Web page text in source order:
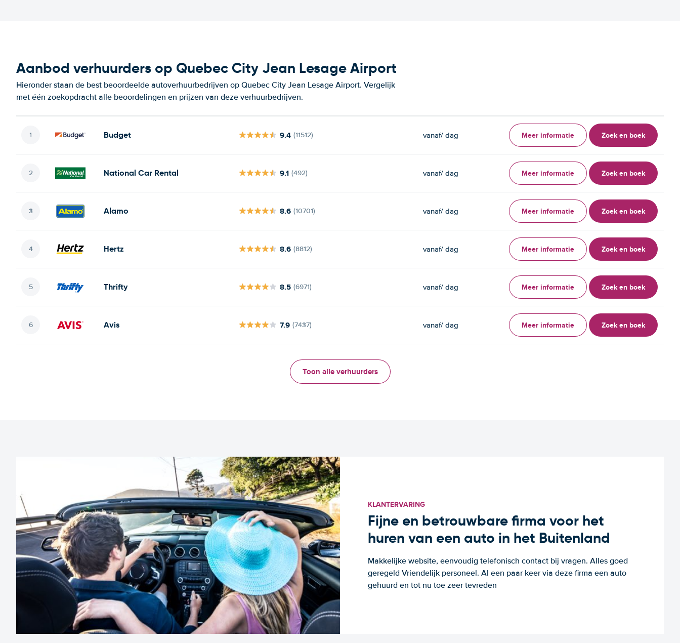
Aanbod verhuurders op Quebec City Jean Lesage Airport
Hieronder staan de best beoordeelde autoverhuurbedrijven op Quebec City Jean Lesage Airport. Vergelijk
met één zoekopdracht alle beoordelingen en prijzen van deze verhuurbedrijven.
Budget 9.4 (11512) vanaf/ dag Meer informatie Zoek en boek
National Car Rental 9.1 (492) vanaf/ dag Meer informatie Zoek en boek
Alamo 8.6 (10701) vanaf/ dag Meer informatie Zoek en boek
Hertz 8.6 (8812) vanaf/ dag Meer informatie Zoek en boek
Thrifty 8.5 (6971) vanaf/ dag Meer informatie Zoek en boek
Avis 7.9 (7437) vanaf/ dag Meer informatie Zoek en boek
Toon alle verhuurders
KLANTERVARING
Fijne en betrouwbare firma voor het
huren van een auto in het Buitenland
Makkelijke website, eenvoudig telefonisch contact bij vragen. Alles goed
geregeld Vriendelijk personeel. Al een paar keer via deze firma een auto
gehuurd en tot nu toe zeer tevreden